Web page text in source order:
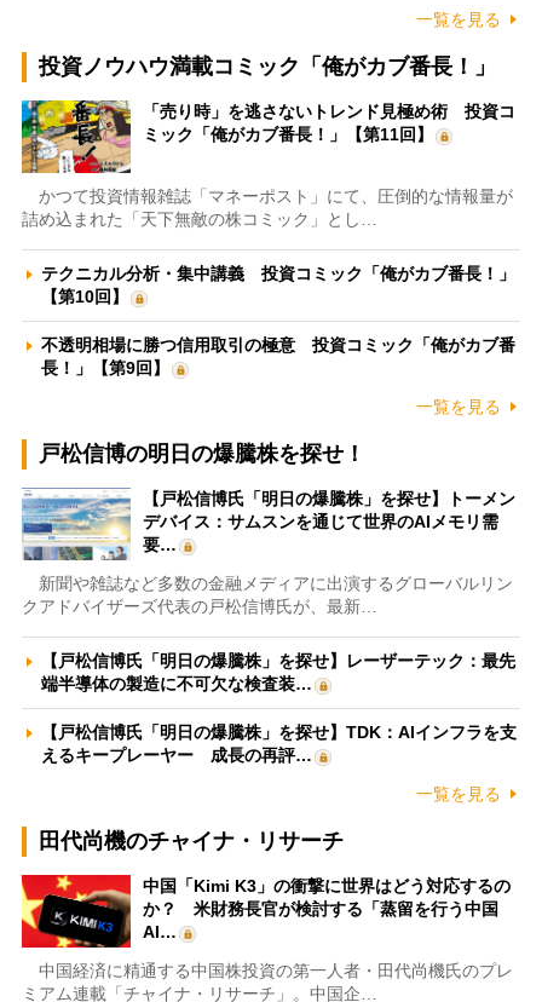
一覧を見る
投資ノウハウ満載コミック「俺がカブ番長！」
「売り時」を逃さないトレンド見極め術 投資コ
ミック「俺がカブ番長！」【第11回】
かつて投資情報雑誌「マネーポスト」にて、圧倒的な情報量が
詰め込まれた「天下無敵の株コミック」とし…
テクニカル分析・集中講義 投資コミック「俺がカブ番長！」
【第10回】
不透明相場に勝つ信用取引の極意 投資コミック「俺がカブ番
長！」【第9回】
一覧を見る
戸松信博の明日の爆騰株を探せ！
【戸松信博氏「明日の爆騰株」を探せ】トーメン
デバイス：サムスンを通じて世界のAIメモリ需
要…
新聞や雑誌など多数の金融メディアに出演するグローバルリン
クアドバイザーズ代表の戸松信博氏が、最新…
【戸松信博氏「明日の爆騰株」を探せ】レーザーテック：最先
端半導体の製造に不可欠な検査装…
【戸松信博氏「明日の爆騰株」を探せ】TDK：AIインフラを支
えるキープレーヤー 成長の再評…
一覧を見る
田代尚機のチャイナ・リサーチ
中国「Kimi K3」の衝撃に世界はどう対応するの
か？ 米財務長官が検討する「蒸留を行う中国
AI…
中国経済に精通する中国株投資の第一人者・田代尚機氏のプレ
ミアム連載「チャイナ・リサーチ」。中国企…